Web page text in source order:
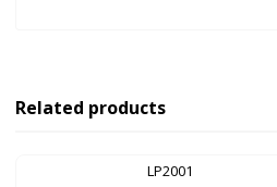
Related products
LP2001